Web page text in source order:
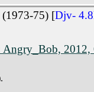
воли,
(1973-75) [Djv-